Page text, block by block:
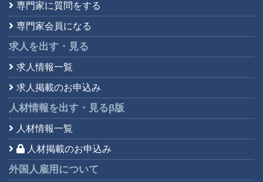
専門家に質問をする
専門家会員になる
求人を出す・見る
求人情報一覧
求人掲載のお申込み
人材情報を出す・見るβ版
人材情報一覧
人材掲載のお申込み
外国人雇用について